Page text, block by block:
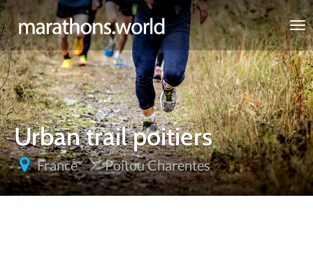
marathons.world
Urban trail poitiers
France Poitou Charentes